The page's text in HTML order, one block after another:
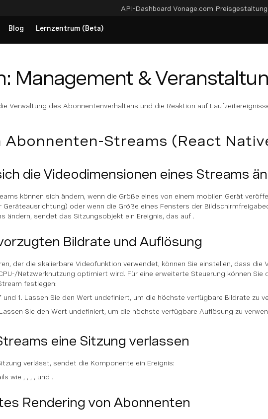
API-Dashboard Vonage.com Preisgestaltung
Blog Lernzentrum (Beta)
Management &
Verwaltung des Abonnentenverhaltens und die Reaktion auf
Abonnenten-Streams (React
die Videodimensionen eines Streams
können sich ändern, wenn die Größe eines von einem mobilen Gerät
Geräteausrichtung) oder wenn die Größe eines Fensters der
ändern, sendet das Sitzungsobjekt ein Ereignis, das auf .
Bildrate und Auflösung
der die skalierbare Videofunktion verwendet, können Sie einstellen, dass
Netzwerknutzung optimiert wird. Für eine erweiterte Steuerung können Sie
festlegen:
und 1. Lassen Sie den Wert undefiniert, um die höchste verfügbare Bildrate zu
Sie den Wert undefiniert, um die höchste verfügbare Auflösung zu
eine Sitzung verlassen
verlässt, sendet die Komponente ein Ereignis:
wie , , , , und .
Rendering von Abonnenten